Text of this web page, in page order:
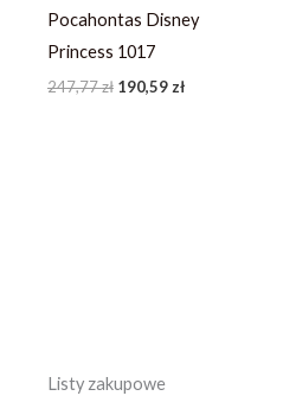
Pocahontas Disney
Princess 1017
247,77zł 190,59 zł
Listy zakupowe